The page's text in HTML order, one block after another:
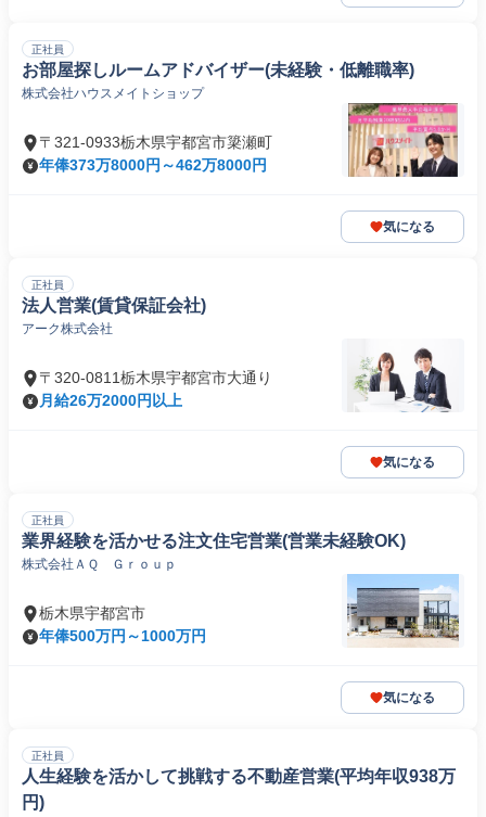
正社員
お部屋探しルームアドバイザー(未経験・低離職率)
株式会社ハウスメイトショップ
〒321-0933栃木県宇都宮市簗瀬町
年俸373万8000円～462万8000円
気になる
正社員
法人営業(賃貸保証会社)
アーク株式会社
〒320-0811栃木県宇都宮市大通り
月給26万2000円以上
気になる
正社員
業界経験を活かせる注文住宅営業(営業未経験OK)
株式会社ＡＱ Ｇｒｏｕｐ
栃木県宇都宮市
年俸500万円～1000万円
気になる
正社員
人生経験を活かして挑戦する不動産営業(平均年収938万
円)